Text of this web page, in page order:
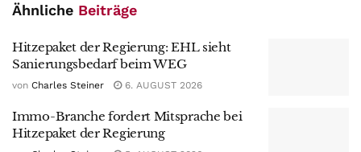
Ähnliche Beiträge
Hitzepaket der Regierung: EHL sieht
Sanierungsbedarf beim WEG
von Charles Steiner 6. AUGUST 2026
Immo-Branche fordert Mitsprache bei
Hitzepaket der Regierung